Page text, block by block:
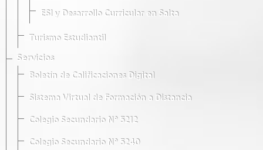
ESI y Desarrollo Curricular en Salta
Turismo Estudiantil
Servicios
Boletín de Calificaciones Digital
Sistema Virtual de Formación a Distancia
Colegio Secundario Nº 5212
Colegio Secundario Nº 5240